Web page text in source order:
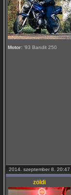
Motor: '93 Bandit 250
2014. szeptember 8. 20:47
zöldi